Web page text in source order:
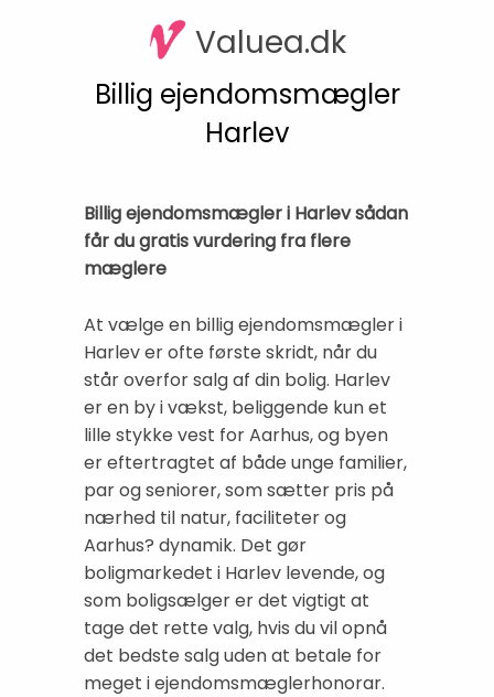
Valuea.dk
Billig ejendomsmægler
Harlev
Billig ejendomsmægler i Harlev sådan
får du gratis vurdering fra flere
mæglere
At vælge en billig ejendomsmægler i
Harlev er ofte første skridt, når du
står overfor salg af din bolig. Harlev
er en by i vækst, beliggende kun et
lille stykke vest for Aarhus, og byen
er eftertragtet af både unge familier,
par og seniorer, som sætter pris på
nærhed til natur, faciliteter og
Aarhus? dynamik. Det gør
boligmarkedet i Harlev levende, og
som boligsælger er det vigtigt at
tage det rette valg, hvis du vil opnå
det bedste salg uden at betale for
meget i ejendomsmæglerhonorar.